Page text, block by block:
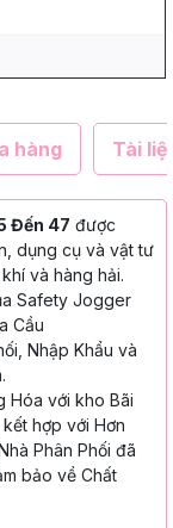
hàng Tài
Đến 47 được
dụng cụ và vật tư
và hàng hải.
Safety Jogger
Cầu
Nhập Khẩu và
Hóa với kho Bãi
hợp với Hơn
Phân Phối đã
bảo về Chất